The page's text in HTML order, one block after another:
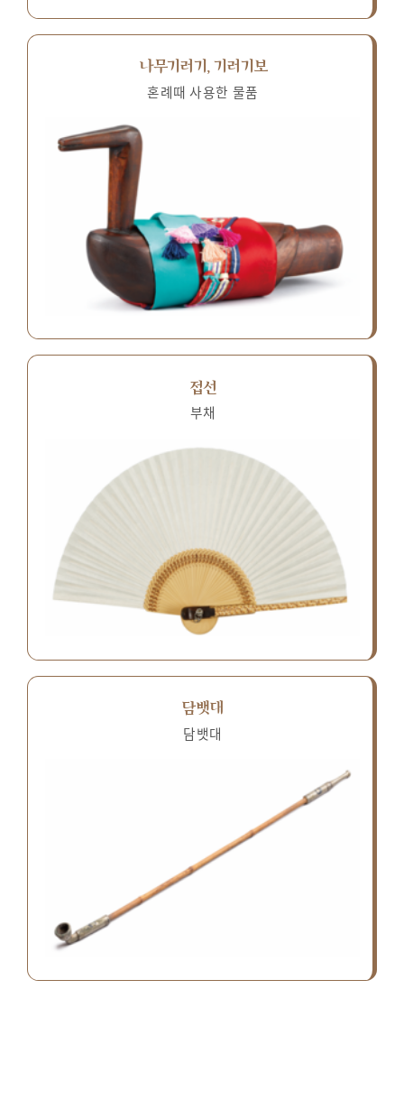
나무기러기, 기러기보
혼례때 사용한 물품
접선
부채
담뱃대
담뱃대